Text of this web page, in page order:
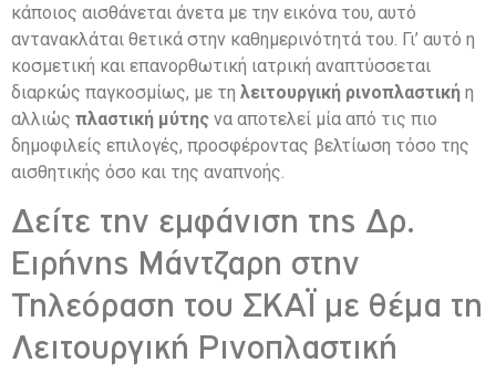
κάποιος αισθάνεται άνετα με την εικόνα του, αυτό
αντανακλάται θετικά στην καθημερινότητά του. Γι’ αυτό η
κοσμετική και επανορθωτική ιατρική αναπτύσσεται
διαρκώς παγκοσμίως, με τη λειτουργική ρινοπλαστική η
αλλιώς πλαστική μύτης να αποτελεί μία από τις πιο
δημοφιλείς επιλογές, προσφέροντας βελτίωση τόσο της
αισθητικής όσο και της αναπνοής.
Δείτε την εμφάνιση της Δρ.
Ειρήνης Μάντζαρη στην
Τηλεόραση του ΣΚΑΪ με θέμα τη
Λειτουργική Ρινοπλαστική